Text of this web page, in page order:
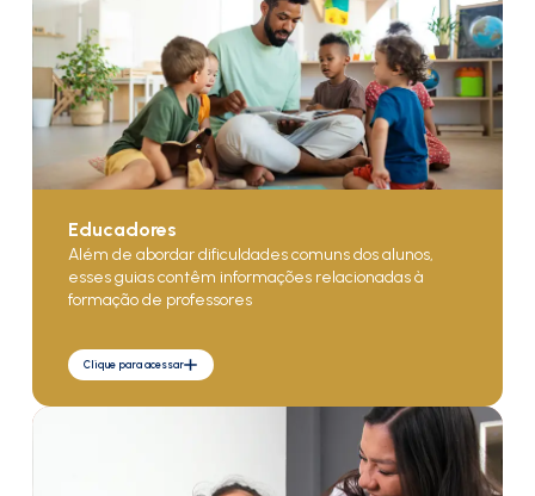
Educadores
Além de abordar dificuldades comuns dos alunos,
esses guias contêm informações relacionadas à
formação de professores
Clique para acessar